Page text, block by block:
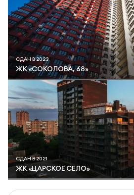
ЖК «СОКОЛОВА, 68»
СДАН В 2023
ЖК «ЦАРСКОЕ СЕЛО»
СДАН В 2021